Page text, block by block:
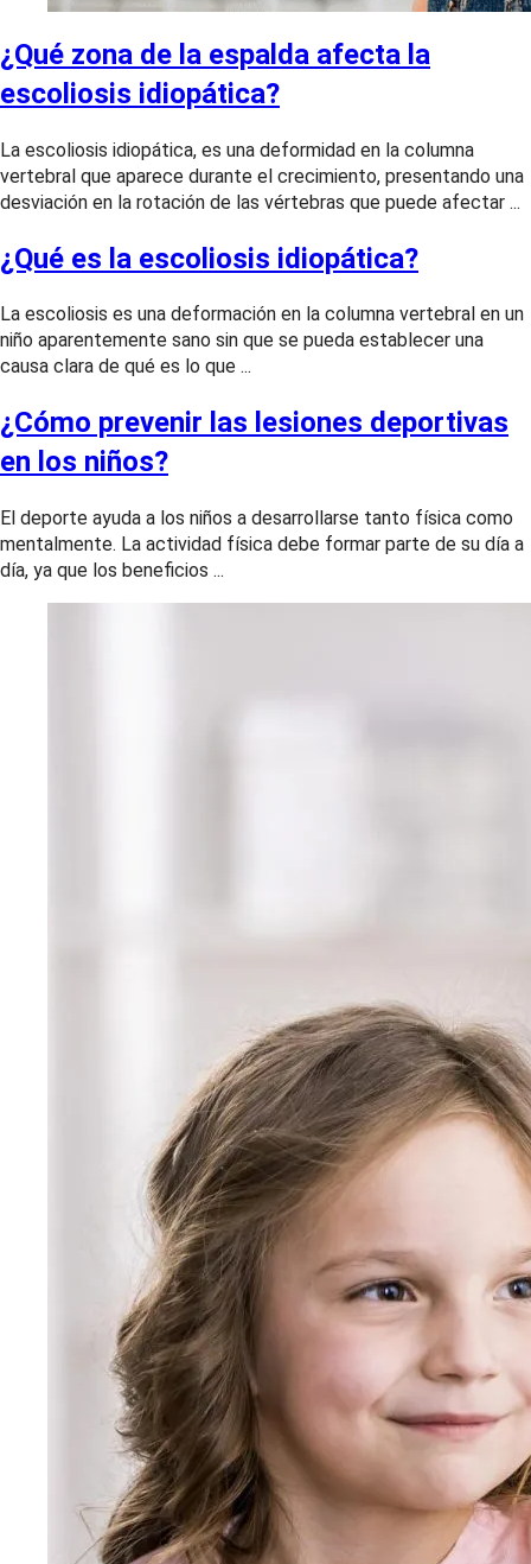
¿Qué zona de la espalda afecta la
escoliosis idiopática?
La escoliosis idiopática, es una deformidad en la columna
vertebral que aparece durante el crecimiento, presentando una
desviación en la rotación de las vértebras que puede afectar ...
¿Qué es la escoliosis idiopática?
La escoliosis es una deformación en la columna vertebral en un
niño aparentemente sano sin que se pueda establecer una
causa clara de qué es lo que ...
¿Cómo prevenir las lesiones deportivas
en los niños?
El deporte ayuda a los niños a desarrollarse tanto física como
mentalmente. La actividad física debe formar parte de su día a
día, ya que los beneficios ...